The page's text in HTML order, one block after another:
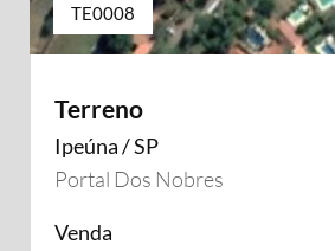
TE0008
Terreno
Ipeúna / SP
Portal Dos Nobres
Venda